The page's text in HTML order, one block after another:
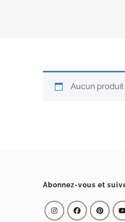
Aucun produit
Abonnez-vous et